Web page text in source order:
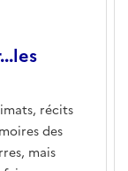
récits
des
mais